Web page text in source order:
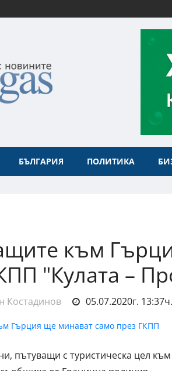
БЪЛГАРИЯ ПОЛИТИКА
към
"Кулата –
Костадинов 05.07.2020г. 13:37ч.
пътуващи с туристическа цел